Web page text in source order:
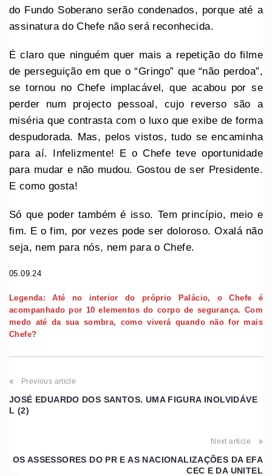
do Fundo Soberano serão condenados, porque até a
assinatura do Chefe não será reconhecida.
É claro que ninguém quer mais a repetição do filme
de perseguição em que o “Gringo” que “não perdoa”,
se tornou no Chefe implacável, que acabou por se
perder num projecto pessoal, cujo reverso são a
miséria que contrasta com o luxo que exibe de forma
despudorada. Mas, pelos vistos, tudo se encaminha
para aí. Infelizmente! E o Chefe teve oportunidade
para mudar e não mudou. Gostou de ser Presidente.
E como gosta!
Só que poder também é isso. Tem princípio, meio e
fim. E o fim, por vezes pode ser doloroso. Oxalá não
seja, nem para nós, nem para o Chefe.
05.09.24
Legenda: Até no interior do próprio Palácio, o Chefe é
acompanhado por 10 elementos do corpo de segurança. Com
medo até da sua sombra, como viverá quando não for mais
Chefe?
Previous article
JOSÉ EDUARDO DOS SANTOS. UMA FIGURA INOLVIDÁVE
L (2)
Next article
OS ASSESSORES DO PR E AS NACIONALIZAÇÕES DA EFA
CEC E DA UNITEL